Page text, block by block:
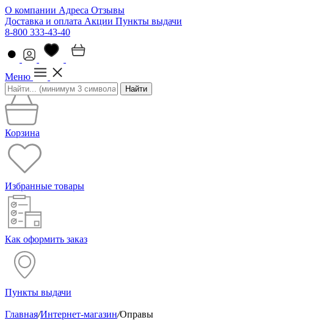
О компании Адреса Отзывы
Доставка и оплата Акции Пункты выдачи
8-800 333-43-40
Меню
Найти
Корзина
Избранные товары
Как оформить заказ
Пункты выдачи
Главная/Интернет-магазин/Оправы